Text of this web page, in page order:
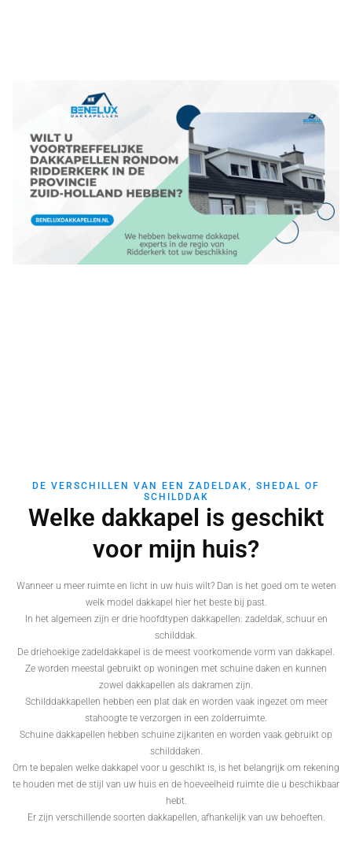
DE VERSCHILLEN VAN EEN ZADELDAK, SHEDAL OF
SCHILDDAK
Welke dakkapel is geschikt
voor mijn huis?
Wanneer u meer ruimte en licht in uw huis wilt? Dan is het goed om te weten
welk model dakkapel hier het beste bij past.
In het algemeen zijn er drie hoofdtypen dakkapellen: zadeldak, schuur en
schilddak.
De driehoekige zadeldakkapel is de meest voorkomende vorm van dakkapel.
Ze worden meestal gebruikt op woningen met schuine daken en kunnen
zowel dakkapellen als dakramen zijn.
Schilddakkapellen hebben een plat dak en worden vaak ingezet om meer
stahoogte te verzorgen in een zolderruimte.
Schuine dakkapellen hebben schuine zijkanten en worden vaak gebruikt op
schilddaken.
Om te bepalen welke dakkapel voor u geschikt is, is het belangrijk om rekening
te houden met de stijl van uw huis en de hoeveelheid ruimte die u beschikbaar
hebt.
Er zijn verschillende soorten dakkapellen, afhankelijk van uw behoeften.